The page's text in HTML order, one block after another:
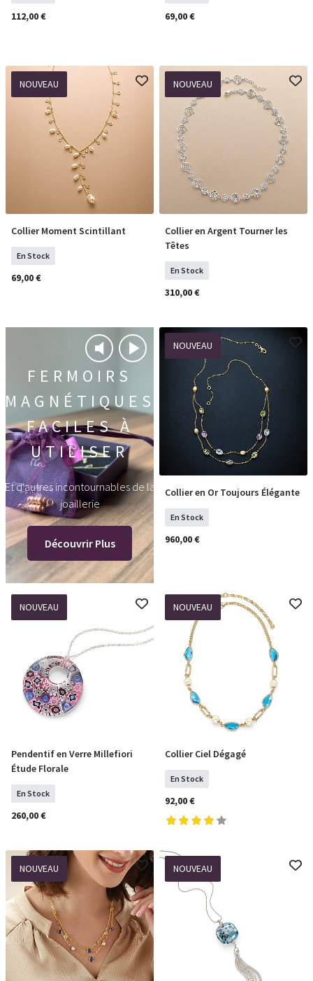
112,00 € 69,00 €
NOUVEAU
COMMANDER
Collier Moment Scintillant
En Stock
69,00 €
NOUVEAU
COMMANDER
Collier en Argent Tourner les
Têtes
En Stock
310,00 €
FERMOIRS
MAGNÉTIQUES
FACILES À
UTILISER
Et d'autres incontournables de la
joaillerie
Découvrir Plus
NOUVEAU
COMMANDER
Collier en Or Toujours Élégante
En Stock
960,00 €
NOUVEAU
COMMANDER
Pendentif en Verre Millefiori
Étude Florale
En Stock
260,00 €
NOUVEAU
COMMANDER
Collier Ciel Dégagé
En Stock
92,00 €
NOUVEAU NOUVEAU